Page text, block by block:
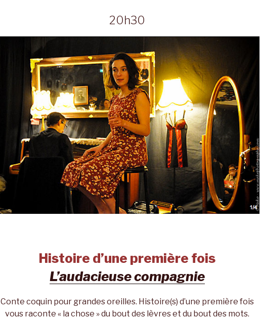
20h30
Histoire d’une première fois
L’audacieuse compagnie
Conte coquin pour grandes oreilles. Histoire(s) d’une première fois
vous raconte « la chose » du bout des lèvres et du bout des mots.